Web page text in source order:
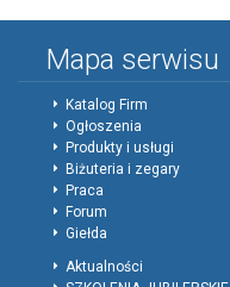
Mapa serwisu
Katalog Firm
Ogłoszenia
Produkty i usługi
Biżuteria i zegary
Praca
Forum
Giełda
Aktualności